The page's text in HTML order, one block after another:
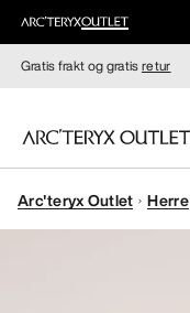
Gratis frakt og gratisretur
DAMER
Arc'teryx Outlet Herre